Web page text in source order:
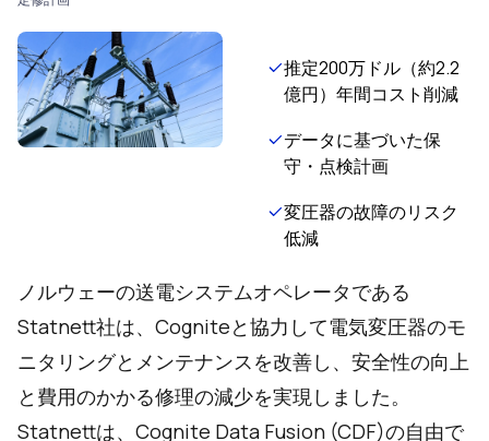
推定200万ドル（約2.2
億円）年間コスト削減
データに基づいた保
守・点検計画
変圧器の故障のリスク
低減
ノルウェーの送電システムオペレータである
Statnett社は、Cogniteと協力して電気変圧器のモ
ニタリングとメンテナンスを改善し、安全性の向上
と費用のかかる修理の減少を実現しました。
Statnettは、Cognite Data Fusion (CDF)の自由で